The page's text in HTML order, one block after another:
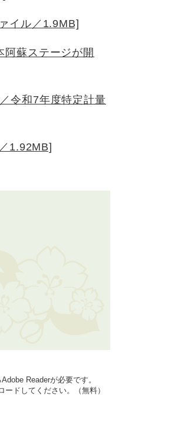
イル／1.9MB]
蘇ステージが開
令和7年度特定計量
1.92MB]
Readerが必要です。
ドしてください。（無料）